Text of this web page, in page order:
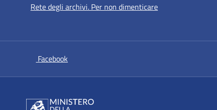
Rete degli archivi. Per non dimenticare
Facebook